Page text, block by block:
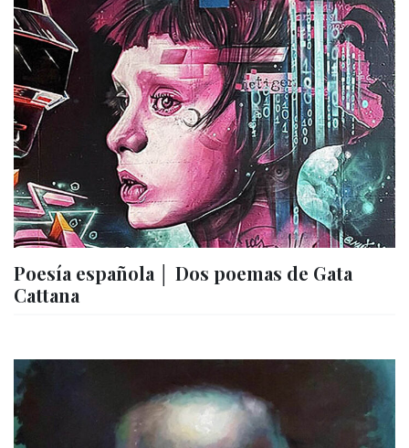
Poesía española │ Dos poemas de Gata
Cattana